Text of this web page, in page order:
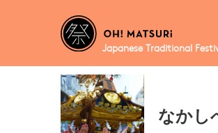
Japanese Traditional
なかし